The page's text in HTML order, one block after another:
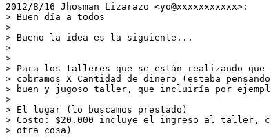
2012/8/16 Jhosman Lizarazo <yo@xxxxxxxxxxx>:
> Buen día a todos
>
> Bueno la idea es la siguiente...
>
>
> Para los talleres que se están realizando
> cobramos X Cantidad de dinero (estaba
> buen y jugoso taller, que incluiría por
>
> El lugar (lo buscamos prestado)
> Costo: $20.000 incluye el ingreso al taller,
> otra cosa)